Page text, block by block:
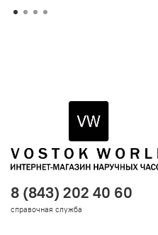
8 (843) 202 40 60
справочная служба